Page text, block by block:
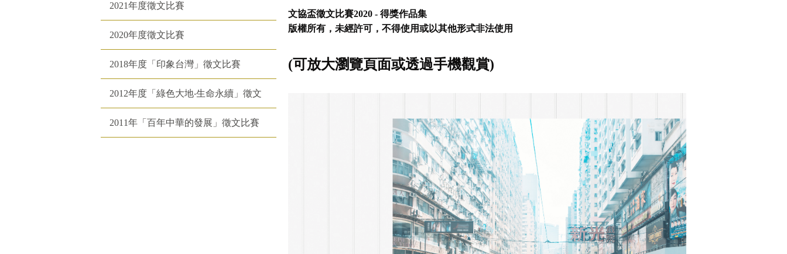
2021年度徵文比賽
2020年度徵文比賽
2018年度「印象台灣」徵文比賽
2012年度「綠色大地‧生命永續」徵文
2011年「百年中華的發展」徵文比賽
文協盃徵文比賽2020 - 得獎作品集
版權所有，未經許可，不得使用或以其他形式非法使用
(可放大瀏覽頁面或透過手機觀賞)